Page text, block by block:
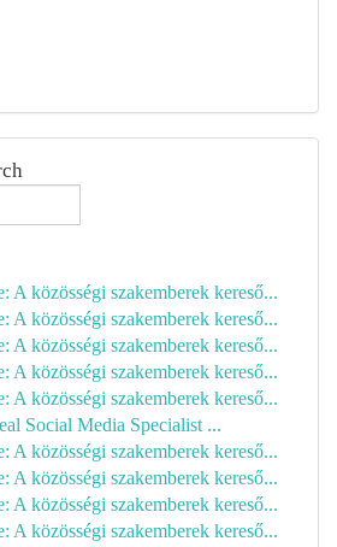
A közösségi szakemberek kereső...
A közösségi szakemberek kereső...
A közösségi szakemberek kereső...
A közösségi szakemberek kereső...
A közösségi szakemberek kereső...
Social Media Specialist ...
A közösségi szakemberek kereső...
A közösségi szakemberek kereső...
A közösségi szakemberek kereső...
A közösségi szakemberek kereső...